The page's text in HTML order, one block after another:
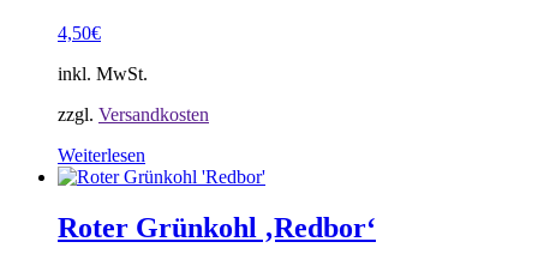
4,50€
inkl. MwSt.
zzgl. Versandkosten
Weiterlesen
Roter Grünkohl ‚Redbor‘